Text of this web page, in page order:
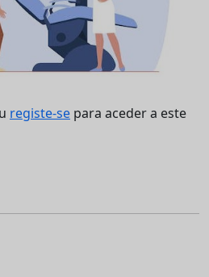
registe-se para aceder a este